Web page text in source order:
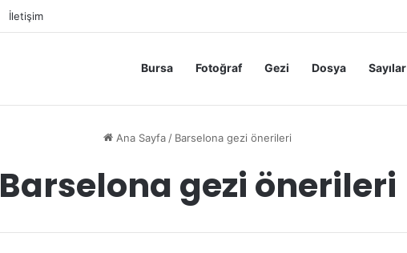
İletişim
Bursa Fotoğraf Gezi Dosya Sayılar
Ana Sayfa / Barselona gezi önerileri
Barselona gezi önerileri